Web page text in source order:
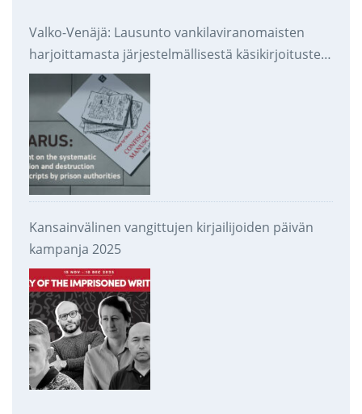
Valko-Venäjä: Lausunto vankilaviranomaisten
harjoittamasta järjestelmällisestä käsikirjoitusten
takavarikoinnista ja tuhoamisesta
Kansainvälinen vangittujen kirjailijoiden päivän
kampanja 2025